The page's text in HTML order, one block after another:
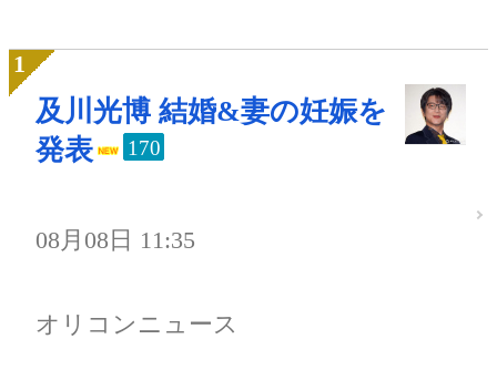
及川光博 結婚&妻の妊娠を
発表
170
08月08日 11:35
オリコンニュース